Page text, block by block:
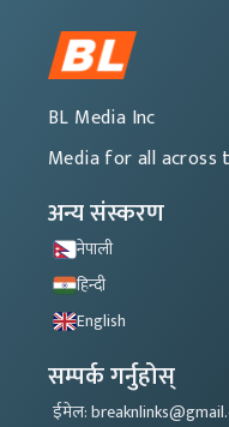
BL Media Inc
Media for all across
अन्य संस्करण
नेपाली
हिन्दी
English
सम्पर्क गर्नुहोस्
ईमेल: